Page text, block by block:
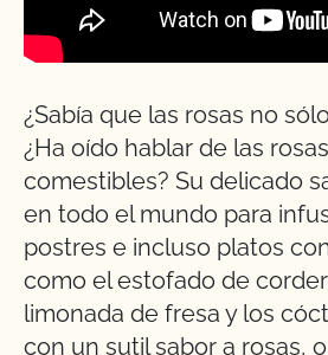
¿Sabía que las rosas no
¿Ha oído hablar de las
comestibles? Su delicado
en todo el mundo para
postres e incluso platos
como el estofado de
limonada de fresa y los
con un sutil sabor a rosas,